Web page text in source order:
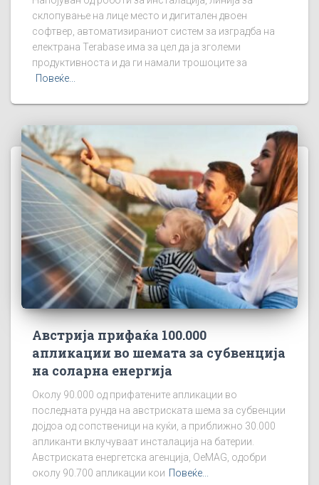
склопување на лице место и дигитален двоен
софтвер, автоматизираниот систем за изградба на
електрана Terabase има за цел да ја зголеми
продуктивноста и да ги намали трошоците за
Повеќе...
Австрија прифаќа 100.000
апликации во шемата за субвенција
на соларна енергија
Околу 90.000 од прифатените апликации во
последната рунда на австриската шема за субвенции
дојдоа од сопственици на куќи, а приближно 30.000
апликанти вклучуваат инсталација на батерии.
Австриската енергетска агенција, OeMAG, одобри
околу 90.700 апликации кои Повеќе...